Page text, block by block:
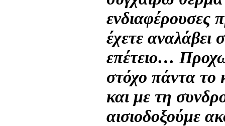
ενδιαφέρουσες
έχετε αναλάβει
επέτειο…
στόχο πάντα το
και με τη
αισιοδοξούμε